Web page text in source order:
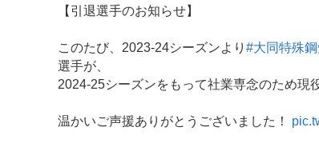
【引退選手のお知らせ】
このたび、2023-24シーズンより #大同特殊
選手が、
2024-25シーズンをもって社業専念のため現
温かいご声援ありがとうございました！